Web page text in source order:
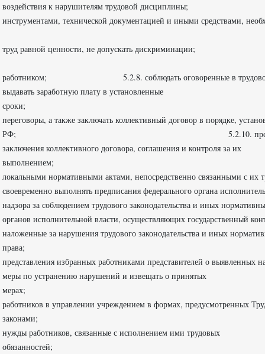
воздействия к нарушителям трудовой
инструментами, технической документацией и иными
труд равной ценности, не допускать
работником; 5.2.8. соблюдать оговоренные в трудовом
выдавать заработную плату в установленные
сроки; 5.2.9.
переговоры, а также заключать коллективный договор в порядке,
РФ; 5.2.10. предоставлять представителям
заключения коллективного договора, соглашения и контроля за их
выполнением;
локальными нормативными актами,
своевременно выполнять предписания федерального органа
надзора за соблюдением трудового законодательства и иных
органов исполнительной власти, осуществляющих государственный
наложенные за нарушения трудового законодательства и иных
права; 5.2.13.
представления избранных работниками представителей о выявленных
меры по устранению нарушений и извещать о принятых
мерах; 5.2.14.
работников в управлении учреждением в формах, предусмотренных
законами; 5.2.15.
нужды работников, связанные с исполнением ими трудовых
обязанностей;